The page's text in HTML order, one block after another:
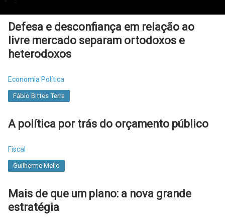
Defesa e desconfiança em relação ao
livre mercado separam ortodoxos e
heterodoxos
Economia Política
Fábio Bittes Terra
A política por trás do orçamento público
Fiscal
Guilherme Mello
Mais de que um plano: a nova grande
estratégia